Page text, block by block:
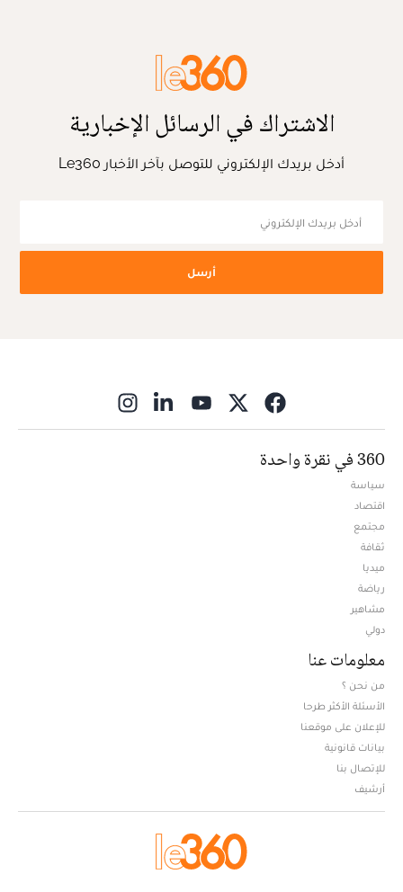
الاشتراك في الرسائل الإخبارية
أدخل بريدك الإلكتروني للتوصل بآخر الأخبار Le360
أرسل
360 في نقرة واحدة
سياسة
اقتصاد
مجتمع
ثقافة
ميديا
رياضة
مشاهير
دولي
معلومات عنا
من نحن ؟
الأسئلة الأكثر طرحا
للإعلان على موقعنا
بيانات قانونية
للإتصال بنا
أرشيف